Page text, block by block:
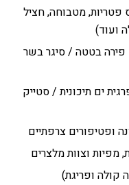
(חומוס פטריות, מטבוחה, חציל
ועוד)
פירה בטטה / סיגר בשר
ים תיכונית / סטייק
ופטיפורים צרפתיים
מפיות וצוות מלצרים
קולה ופריגת)